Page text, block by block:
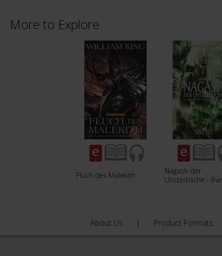
More to Explore
Fluch des Malekith
Nagash der
Unsterbliche -
About Us Product Formats